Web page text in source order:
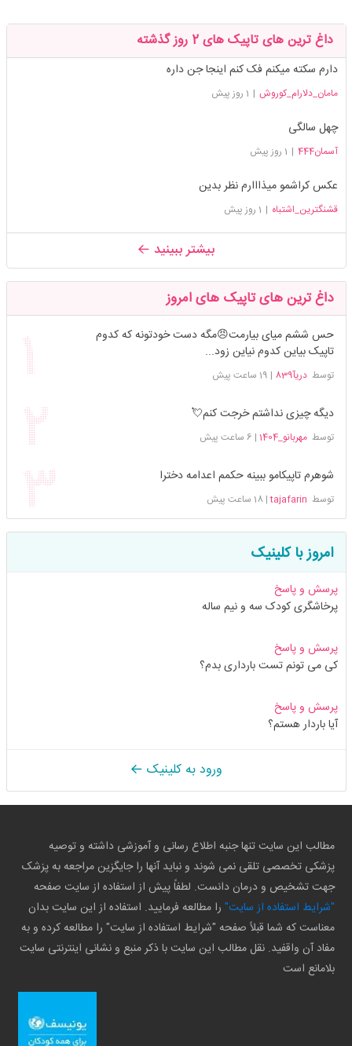
داغ ترین های تاپیک های 2 روز گذشته
دارم سکته میکنم فک کنم اینجا جن داره
مامان_دلارام_کوروش | 1 روز پیش
چهل سالگی
آسمان444 | 1 روز پیش
عکس کراشمو میذااارم نظر بدین
قشنگترین_اشتباه | 1 روز پیش
بیشتر ببینید
داغ ترین های تاپیک های امروز
حس ششم میای بیارمت😠مگه دست خودتونه که کدوم
تاپیک بیاین کدوم نیاین زود...
توسطدریآ839 | 19 ساعت پیش
دیگه چیزی نداشتم خرجت کنم💘
توسطمهربانو_1404 | 6 ساعت پیش
شوهرم تاپیکامو ببینه حکمم اعدامه دخترا
توسط tajafarin
|18 ساعت پیش
امروز با کلینیک
پرسش و پاسخ
پرخاشگری کودک سه و نیم ساله
پرسش و پاسخ
کی می تونم تست بارداری بدم؟
پرسش و پاسخ
آیا باردار هستم؟
ورود به کلینیک
مطالب این سایت تنها جنبه اطلاع رسانی و آموزشی داشته و توصیه
پزشکی تخصصی تلقی نمی شوند و نباید آنها را جایگزین مراجعه به پزشک
جهت تشخیص و درمان دانست. لطفاً پیش از استفاده از سایت صفحه
"شرایط استفاده از سایت" را مطالعه فرمایید. استفاده از این سایت بدان
معناست که شما قبلاً صفحه "شرایط استفاده از سایت" را مطالعه کرده و به
مفاد آن واقفید. نقل مطالب این سایت با ذکر منبع و نشانی اینترنتی سایت
بلامانع است